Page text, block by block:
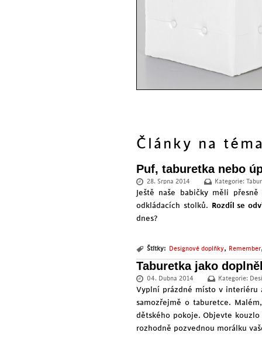
Články na
Puf, taburetka nebo
28. Srpna 2014 Kategorie:
Ještě naše babičky měli
odkládacích stolků. Rozdíl se
dnes?
Štítky: Designové doplňky, Remember
Taburetka jako
04. Dubna 2014 Kategorie:
Vyplní prázdné místo v interiéru
samozřejmě o taburetce.
dětského pokoje. Objevte
rozhodně pozvednou morálku